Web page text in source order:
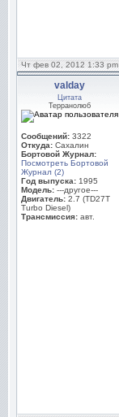
Чт фев 02, 2012 1:33 pm
valday
Цитата
Терранолюб
Сообщений: 3322
Откуда: Сахалин
Бортовой Журнал:
Посмотреть Бортовой
Журнал (2)
Год выпуска: 1995
Модель: ---другое---
Двигатель: 2.7 (TD27T
Turbo Diesel)
Трансмиссия: авт.